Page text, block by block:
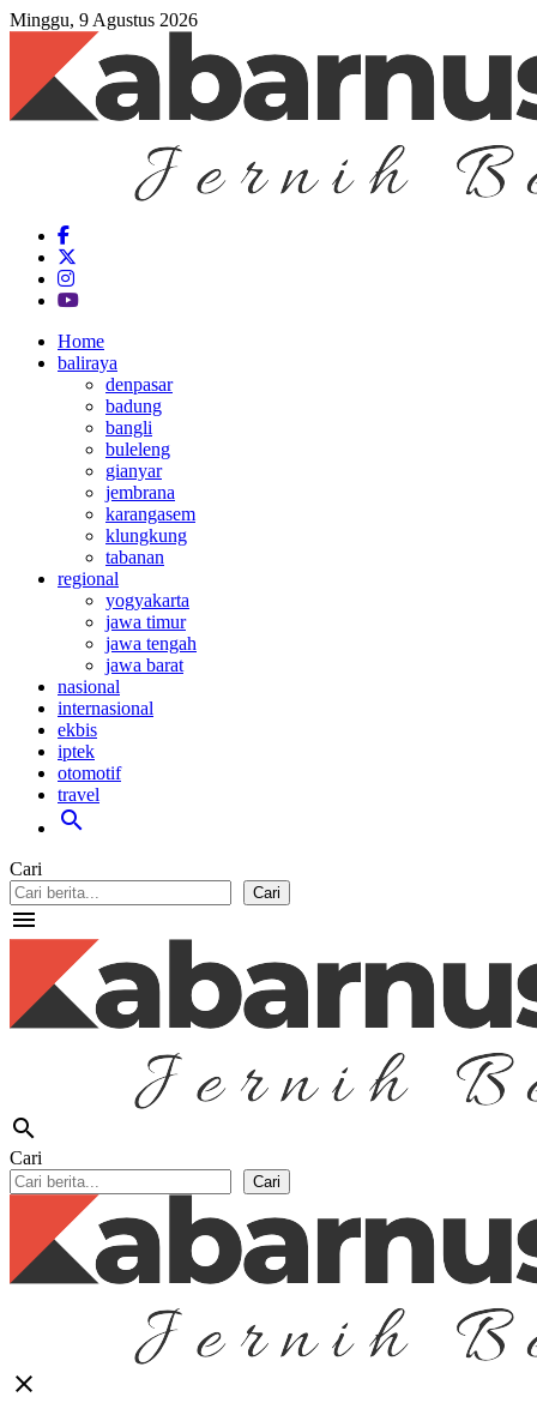
Minggu, 9 Agustus 2026
Home
baliraya
denpasar
badung
bangli
buleleng
gianyar
jembrana
karangasem
klungkung
tabanan
regional
yogyakarta
jawa timur
jawa tengah
jawa barat
nasional
internasional
ekbis
iptek
otomotif
travel
search
Cari
Cari
menu
search
Cari
Cari
close